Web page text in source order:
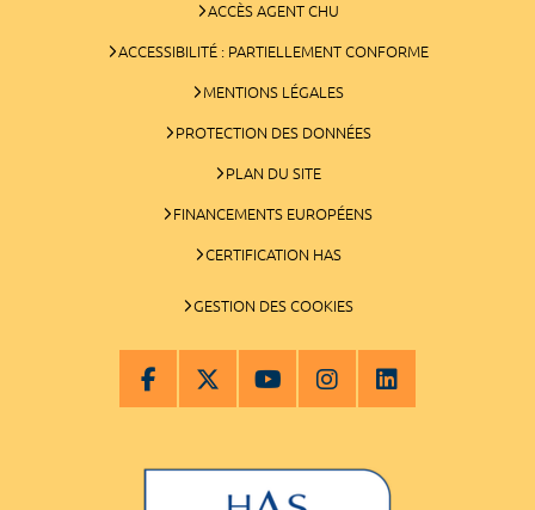
ACCÈS AGENT CHU
ACCESSIBILITÉ : PARTIELLEMENT CONFORME
MENTIONS LÉGALES
PROTECTION DES DONNÉES
PLAN DU SITE
FINANCEMENTS EUROPÉENS
CERTIFICATION HAS
GESTION DES COOKIES